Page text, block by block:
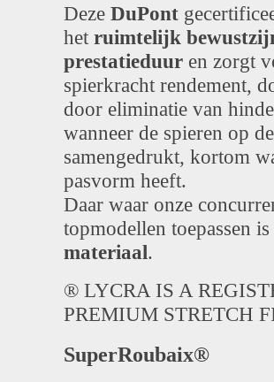
Deze DuPont
het ruimtelijk
prestatieduur en zorgt
spierkracht rendement,
door eliminatie van
wanneer de spieren op
samengedrukt, kortom
pasvorm heeft.
Daar waar onze
topmodellen toepassen
materiaal.
® LYCRA IS A
PREMIUM STRETCH
SuperRoubaix®